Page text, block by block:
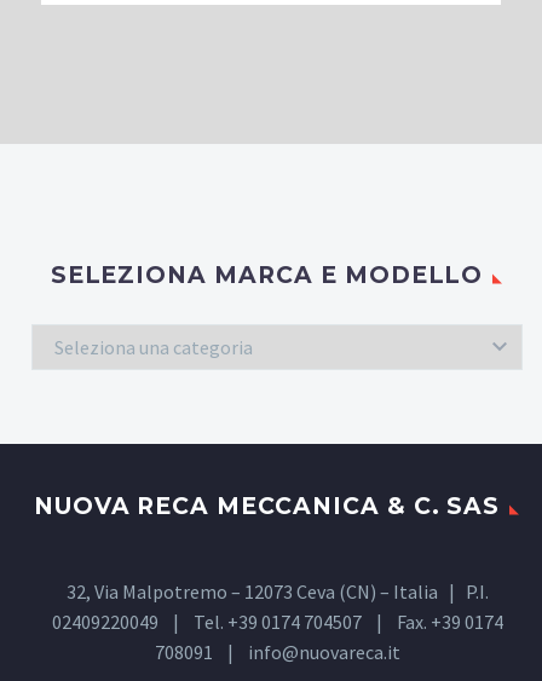
SELEZIONA MARCA E MODELLO
Seleziona una categoria
NUOVA RECA MECCANICA & C. SAS
32, Via Malpotremo – 12073 Ceva (CN) – Italia | P.I.
02409220049 | Tel. +39 0174 704507 | Fax. +39 0174
708091 | info@nuovareca.it